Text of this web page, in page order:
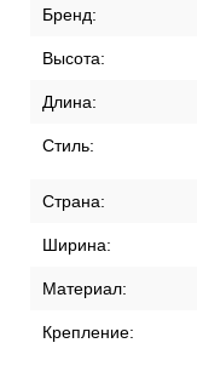
Бренд:
Высота:
Длина:
Стиль:
Страна:
Ширина:
Материал:
Крепление: